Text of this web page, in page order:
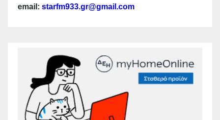
email: starfm933.gr@gmail.com